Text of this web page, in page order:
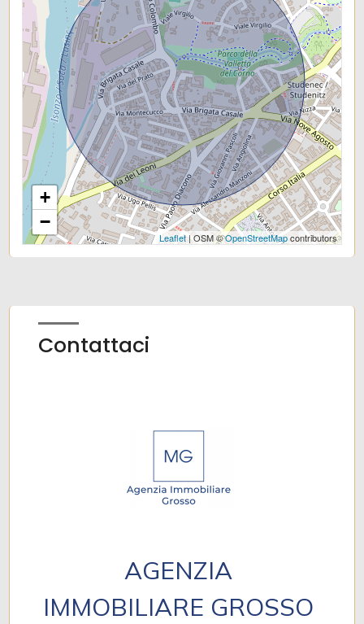
Scuole Medie
Scuole Superiori
Bar
Uffici postali
Centri commerciali
Uffici comunali
+
−
Leaflet| OSM ©OpenStreetMapcontributors
Contattaci
AGENZIA
IMMOBILIARE GROSSO